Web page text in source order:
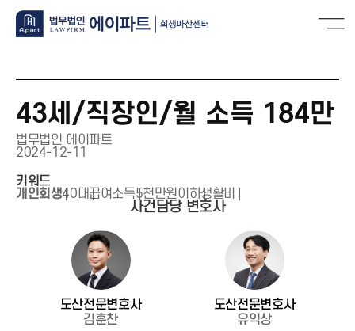
43세/직장인/월 소득 184만
법무법인 에이파트
2024-12-11
키워드
개인회생40대급여소득5천만원이하생활비
사건담당 변호사
도산전문변호사
김훈찬
도산전문변호사
유익상